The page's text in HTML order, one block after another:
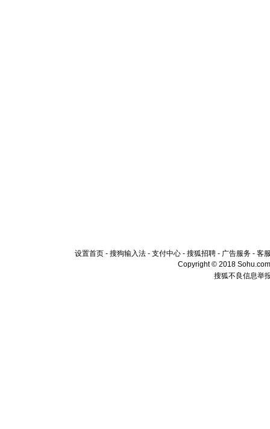
设置首页 - 搜狗输入法 - 支付中心 - 搜狐招聘 - 广告服务 - 客
Copyright © 2018
搜狐不良信息举